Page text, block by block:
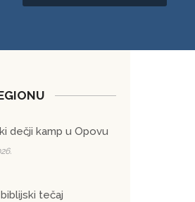
dečji kamp u Opovu
tečaj